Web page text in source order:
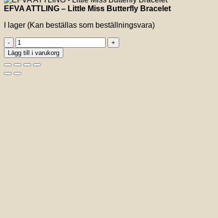
EFVA ATTLING – Little Miss Butterfly Bracelet
I lager (Kan beställas som beställningsvara)
EFVA
ATTLING
-
Little
Miss
Lägg till i varukorg